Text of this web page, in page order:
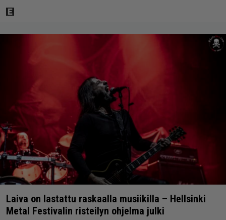
Laiva on lastattu raskaalla musiikilla – Hellsinki
Metal Festivalin risteilyn ohjelma julki